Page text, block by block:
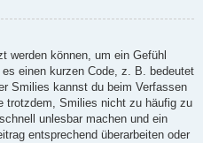
werden können, um ein Gefühl
einen kurzen Code, z. B. bedeutet
Smilies kannst du beim Verfassen
trotzdem, Smilies nicht zu häufig zu
unlesbar machen und ein
entsprechend überarbeiten oder